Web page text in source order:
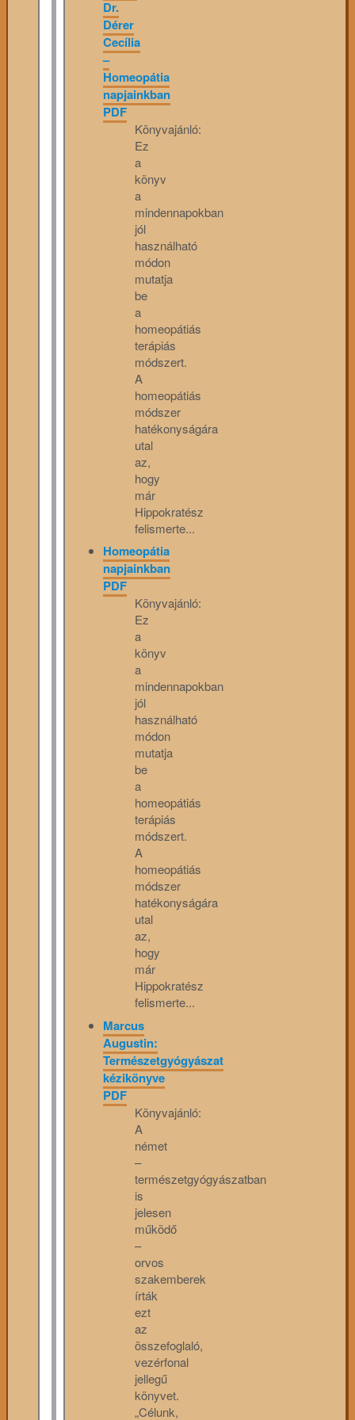
Dr.
Dérer
Cecília
–
Homeopátia
napjainkban
PDF
Könyvajánló:
Ez
a
könyv
a
mindennapokban
jól
használható
módon
mutatja
be
a
homeopátiás
terápiás
módszert.
A
homeopátiás
módszer
hatékonyságára
utal
az,
hogy
már
Hippokratész
felismerte...
Homeopátia
napjainkban
PDF
Könyvajánló:
Ez
a
könyv
a
mindennapokban
jól
használható
módon
mutatja
be
a
homeopátiás
terápiás
módszert.
A
homeopátiás
módszer
hatékonyságára
utal
az,
hogy
már
Hippokratész
felismerte...
Marcus
Augustin:
Természetgyógyászat
kézikönyve
PDF
Könyvajánló:
A
német
–
természetgyógyászatban
is
jelesen
működő
–
orvos
szakemberek
írták
ezt
az
összefoglaló,
vezérfonal
jellegű
könyvet.
„Célunk,